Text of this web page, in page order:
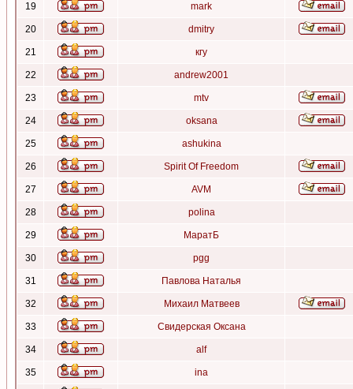
19 mark
20 dmitry
21 кгу
22 andrew2001
23 mtv
24 oksana
25 ashukina
26 Spirit Of Freedom
27 AVM
28 polina
29 МаратБ
30 pgg
31 Павлова Наталья
32 Михаил Матвеев
33 Свидерская Оксана
34 alf
35 ina